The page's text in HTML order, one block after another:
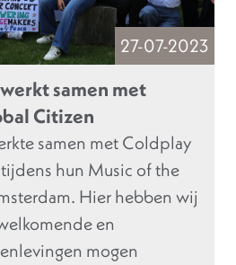
27-07-2023
samen met
Citizen
samen met Coldplay
hun Music of the
Hier hebben wij
en
mogen